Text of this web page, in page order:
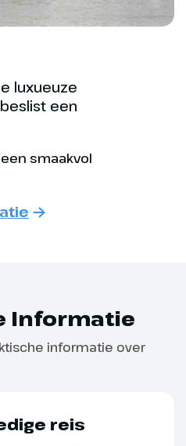
- Arnhem
fijne feestdagen en
luxueuze
een
smaakvol
Informatie
informatie over
reis